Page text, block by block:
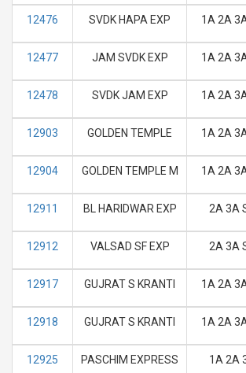
12476 SVDK HAPA EXP 1A 2A
12477 JAM SVDK EXP 1A 2A
12478 SVDK JAM EXP 1A 2A
12903 GOLDEN TEMPLE 1A 2A
12904 GOLDEN TEMPLE M 1A 2A
12911 BL HARIDWAR EXP 2A 3A
12912 VALSAD SF EXP 2A 3A
12917 GUJRAT S KRANTI 1A 2A
12918 GUJRAT S KRANTI 1A 2A
12925 PASCHIM EXPRESS 1A 2A